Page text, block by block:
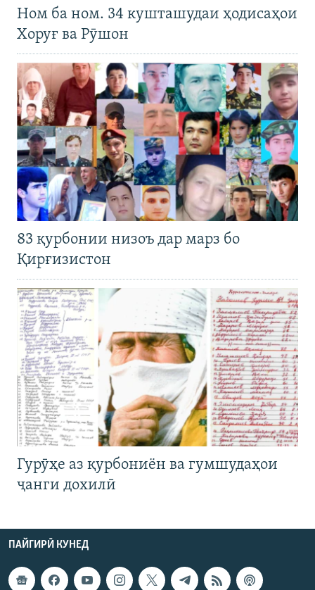
Ном ба ном. 34 кушташудаи ҳодисаҳои
Хоруғ ва Рӯшон
83 қурбонии низоъ дар марз бо
Қирғизистон
Гурӯҳе аз қурбониён ва гумшудаҳои
ҷанги дохилӣ
ПАЙГИРӢ КУНЕД